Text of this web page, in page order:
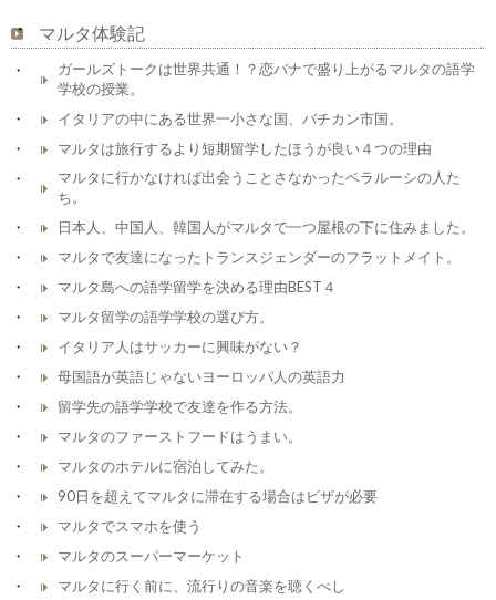
マルタ体験記
ガールズトークは世界共通！？恋バナで盛り上がるマルタの語学
学校の授業。
イタリアの中にある世界一小さな国、バチカン市国。
マルタは旅行するより短期留学したほうが良い４つの理由
マルタに行かなければ出会うことさなかったベラルーシの人た
ち。
日本人、中国人、韓国人がマルタで一つ屋根の下に住みました。
マルタで友達になったトランスジェンダーのフラットメイト。
マルタ島への語学留学を決める理由BEST４
マルタ留学の語学学校の選び方。
イタリア人はサッカーに興味がない？
母国語が英語じゃないヨーロッパ人の英語力
留学先の語学学校で友達を作る方法。
マルタのファーストフードはうまい。
マルタのホテルに宿泊してみた。
90日を超えてマルタに滞在する場合はビザが必要
マルタでスマホを使う
マルタのスーパーマーケット
マルタに行く前に、流行りの音楽を聴くべし